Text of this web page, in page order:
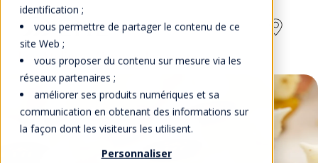
identification ;
vous permettre de partager le contenu de ce
site Web ;
vous proposer du contenu sur mesure via les
réseaux partenaires ;
améliorer ses produits numériques et sa
communication en obtenant des informations sur
la façon dont les visiteurs les utilisent.
Personnaliser
Les Ateliers - Campus Lausanne